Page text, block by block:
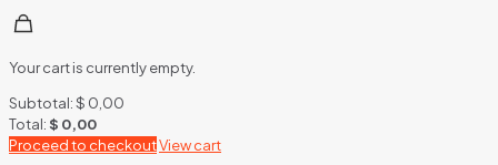
Your cart is currently empty.
Subtotal:$ 0,00
Total:$ 0,00
Proceed to checkoutView cart